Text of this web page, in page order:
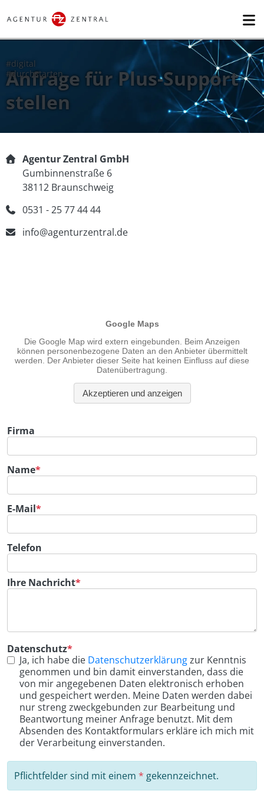
Anfrage für Plus-Support
stellen
Agentur Zentral GmbH
Gumbinnenstraße 6
38112 Braunschweig
0531 - 25 77 44 44
info@agenturzentral.de
Firma
Pflichtfeld
Name*
Pflichtfeld
E-Mail*
Telefon
Pflichtfeld
Ihre Nachricht*
Pflichtfeld
Datenschutz*
Ja, ich habe die Datenschutzerklärungzur Kenntnis
genommen und bin damit einverstanden, dass die
von mir angegebenen Daten elektronisch erhoben
und gespeichert werden. Meine Daten werden dabei
nur streng zweckgebunden zur Bearbeitung und
Beantwortung meiner Anfrage benutzt. Mit dem
Absenden des Kontaktformulars erkläre ich mich mit
der Verarbeitung einverstanden.
Pflichtfelder sind mit einem * gekennzeichnet.